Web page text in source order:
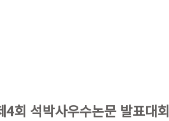
회 석박사우수논문 발표대회